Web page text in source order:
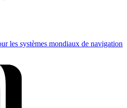
les systèmes mondiaux de navigation